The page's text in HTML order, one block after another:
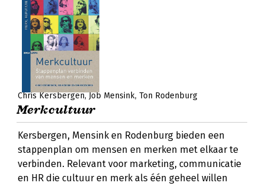
Chris Kersbergen Job Mensink Ton Rodenburg
Merkcultuur
Kersbergen, Mensink en Rodenburg bieden een
stappenplan om mensen en merken met elkaar te
verbinden. Relevant voor marketing, communicatie
en HR die cultuur en merk als één geheel willen